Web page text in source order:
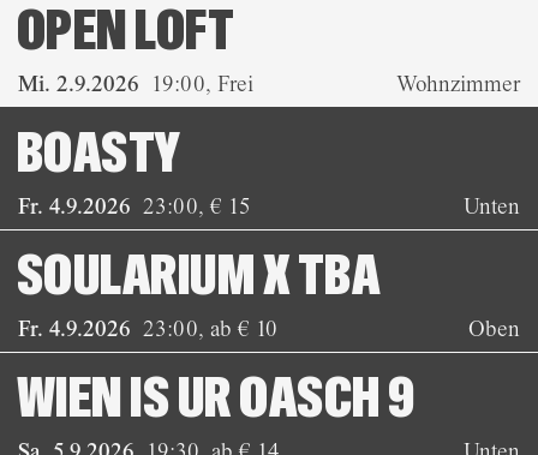
Mi. 2.9.2026 19:00,Frei
OPEN LOFT
Wohnzimmer
Fr. 4.9.2026 23:00,€ 15
BOASTY
Unten
Fr. 4.9.2026 23:00, ab € 10
SOULARIUM X TBA
Oben
WIEN IS UR OASCH 9